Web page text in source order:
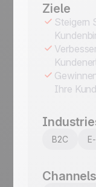
Ziele
Steigern
Ihre
B2C
Channels